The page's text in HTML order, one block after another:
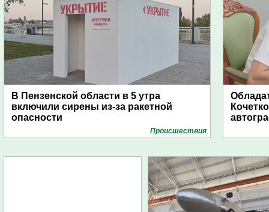
В Пензенской области в 5 утра
включили сирены из-за ракетной
опасности
Проиcшествия